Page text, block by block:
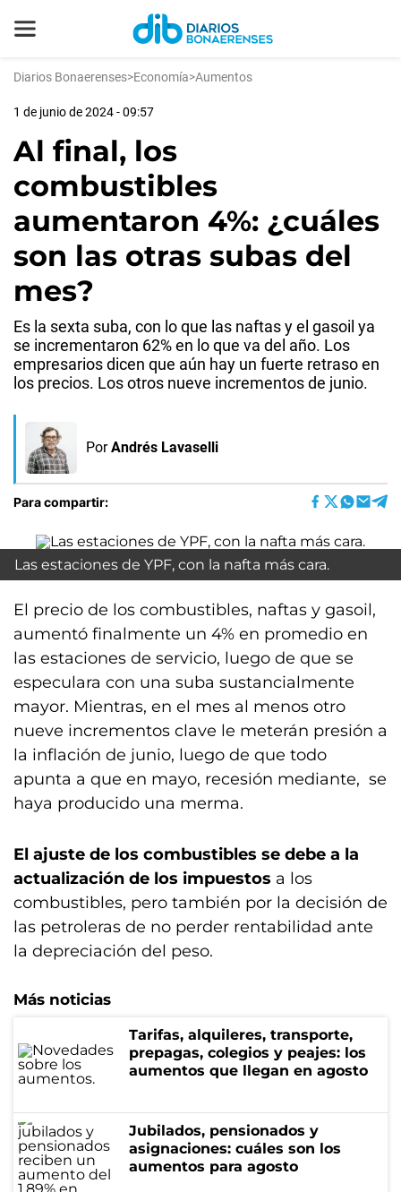
Diarios Bonaerenses>Economía>Aumentos
1 de junio de 2024 - 09:57
Al final, los
combustibles
aumentaron 4%: ¿cuáles
son las otras subas del
mes?
Es la sexta suba, con lo que las naftas y el gasoil ya
se incrementaron 62% en lo que va del año. Los
empresarios dicen que aún hay un fuerte retraso en
los precios. Los otros nueve incrementos de junio.
Por Andrés Lavaselli
Para compartir:
Las estaciones de YPF, con la nafta más cara.
El precio de los combustibles, naftas y gasoil,
aumentó finalmente un 4% en promedio en
las estaciones de servicio, luego de que se
especulara con una suba sustancialmente
mayor. Mientras, en el mes al menos otro
nueve incrementos clave le meterán presión a
la inflación de junio, luego de que todo
apunta a que en mayo, recesión mediante, se
haya producido una merma.
El ajuste de los combustibles se debe a la
actualización de los impuestos a los
combustibles, pero también por la decisión de
las petroleras de no perder rentabilidad ante
la depreciación del peso.
Más noticias
Tarifas, alquileres, transporte,
prepagas, colegios y peajes: los
aumentos que llegan en agosto
Jubilados, pensionados y
asignaciones: cuáles son los
aumentos para agosto